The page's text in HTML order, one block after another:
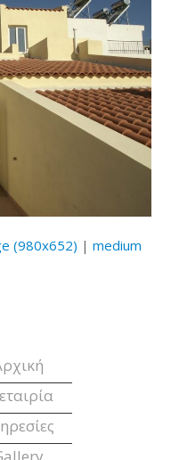
(980x652) |medium